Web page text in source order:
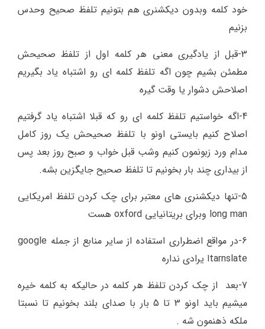
خود کلمه وبدون دیکشنری هم بتونیم تلفظ صحیح وحدس
بزنیم
3-قبل از یادگیری معنی هر کلمه اول از تلفظ صحیحش
مطمئن بشیم چون اگه تلفظ کلمه ای رو اشتباه یاد بگیریم
اصلاحش دشوار یا وقت گیره
4-اگه خواستیم تلفظ کلمه ای رو که قبلا اشتباه یاد گرفتیم
اصلاح کنیم بایستی اونو با تلفظ صحیحش یک روز کامل
مدام ورد زبونمون کنیم وشب قبل خواب و صبح روز بعد پس
از بیداری چند بار بخونیم تا تلفظ صحیح جایگزین بشه.
5-تنها دیکشنری های معتبر برای چک کردن تلفظ امریکایی
long man وبرای بریتانیایی oxford هست
6-در مواقع اضطراری استفاده از سایر منابع از جمله google
tarnslateا یرادی نداره
7-بعد از چک کردن تلفظ هر کلمه در حالیکه به کلمه خیره
میشیم باید اونو 3 تا 5 بار با صدای بلند بخونیم تا نسبتا
ملکه ذهنمون شه .